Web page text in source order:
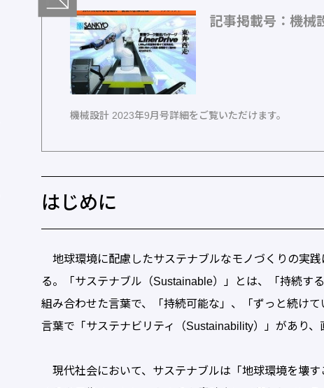
記事掲載号：機械
機械設計 2023年9月号詳細をご覧いただけます。
はじめに
地球環境に配慮したサステナブルなモノづくりの実
る。「サステナブル（Sustainable）」とは、「持続す
組み合わせた言葉で、「持続可能な」、「ずっと続け
言葉で「サステナビリティ（Sustainability）」があり
現代社会において、サステナブルは「地球環境を壊